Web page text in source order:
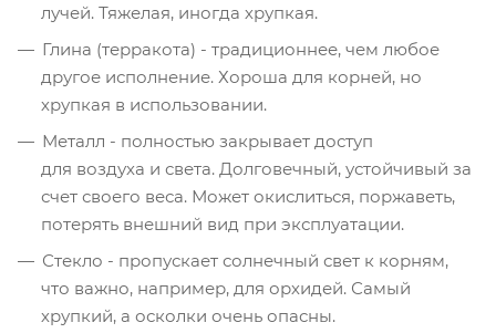
лучей. Тяжелая, иногда хрупкая.
Глина (терракота) - традиционнее, чем любое
другое исполнение. Хороша для корней, но
хрупкая в использовании.
Металл - полностью закрывает доступ
для воздуха и света. Долговечный, устойчивый за
счет своего веса. Может окислиться, поржаветь,
потерять внешний вид при эксплуатации.
Стекло - пропускает солнечный свет к корням,
что важно, например, для орхидей. Самый
хрупкий, а осколки очень опасны.